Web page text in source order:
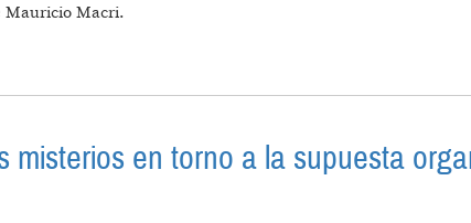
Mauricio Macri.
misterios en torno a la supuesta